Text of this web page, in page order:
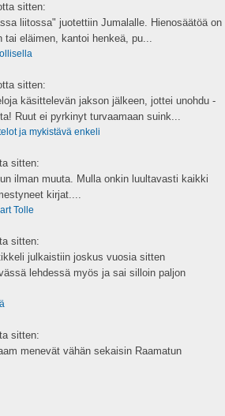
sitten:
liitossa" juotettiin Jumalalle. Hienosäätöä on
eläimen, kantoi henkeä, pu...
sitten:
käsittelevän jakson jälkeen, jottei unohdu -
Ruut ei pyrkinyt turvaamaan suink...
ja mykistävä enkeli
sitten:
ilman muuta. Mulla onkin luultavasti kaikki
kirjat....
Tolle
sitten:
julkaistiin joskus vuosia sitten
lehdessä myös ja sai silloin paljon
sitten:
menevät vähän sekaisin Raamatun